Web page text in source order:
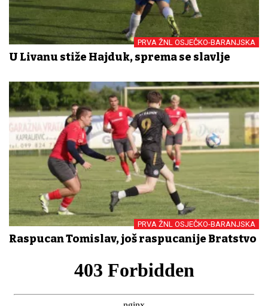
PRVA ŽNL OSJEČKO-BARANJSKA
U Livanu stiže Hajduk, sprema se slavlje
PRVA ŽNL OSJEČKO-BARANJSKA
Raspucan Tomislav, još raspucanije Bratstvo